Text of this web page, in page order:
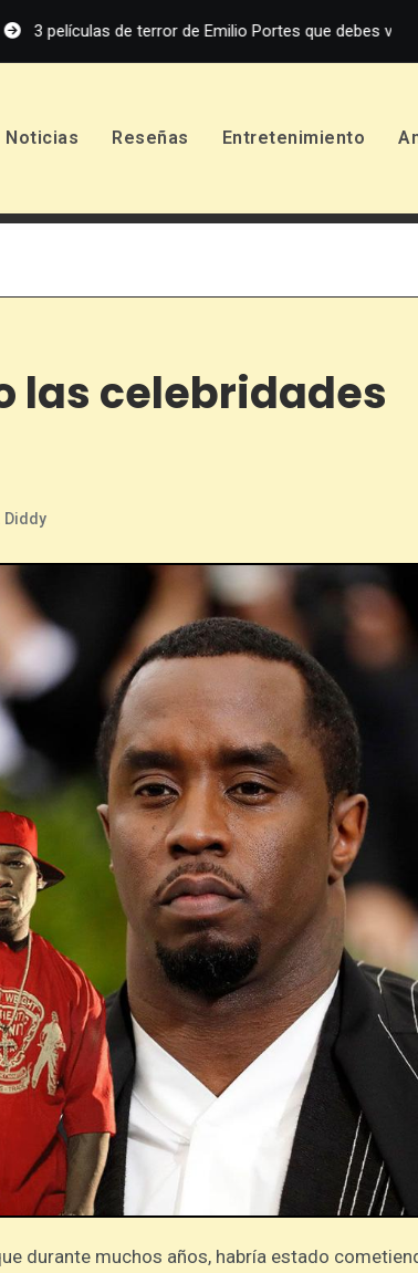
de terror de Emilio Portes que debes ver No
Noticias Reseñas Entretenimiento
las celebridades
Diddy